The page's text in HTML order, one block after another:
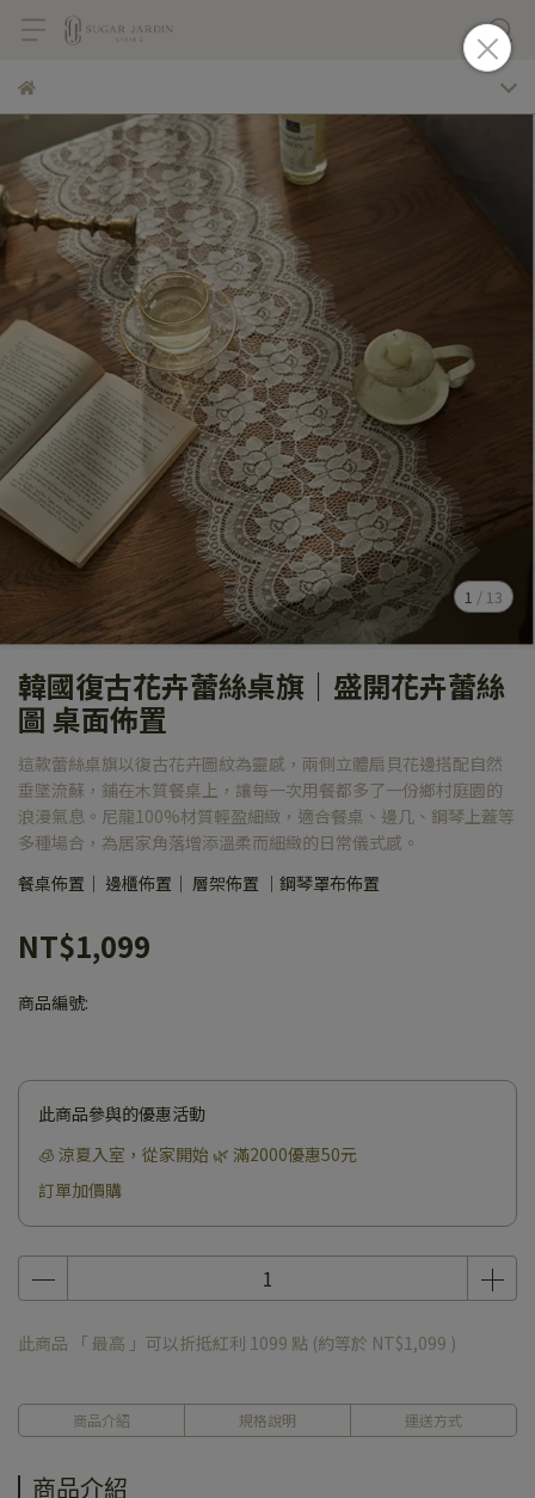
1 / 13
韓國復古花卉蕾絲桌旗｜盛開花卉蕾絲
圖 桌面佈置
這款蕾絲桌旗以復古花卉圖紋為靈感，兩側立體扇貝花邊搭配自然
垂墜流蘇，鋪在木質餐桌上，讓每一次用餐都多了一份鄉村庭園的
浪漫氣息。尼龍100%材質輕盈細緻，適合餐桌、邊几、鋼琴上蓋等
多種場合，為居家角落增添溫柔而細緻的日常儀式感。
餐桌佈置｜ 邊櫃佈置｜ 層架佈置 ｜鋼琴罩布佈置
NT$1,099
商品編號:
此商品參與的優惠活動
🧊 涼夏入室，從家開始 🌿 滿2000優惠50元
訂單加價購
此商品 「 最高 」可以折抵紅利 1099 點 (約等於 NT$1,099 )
商品介紹 規格說明 運送方式
商品介紹